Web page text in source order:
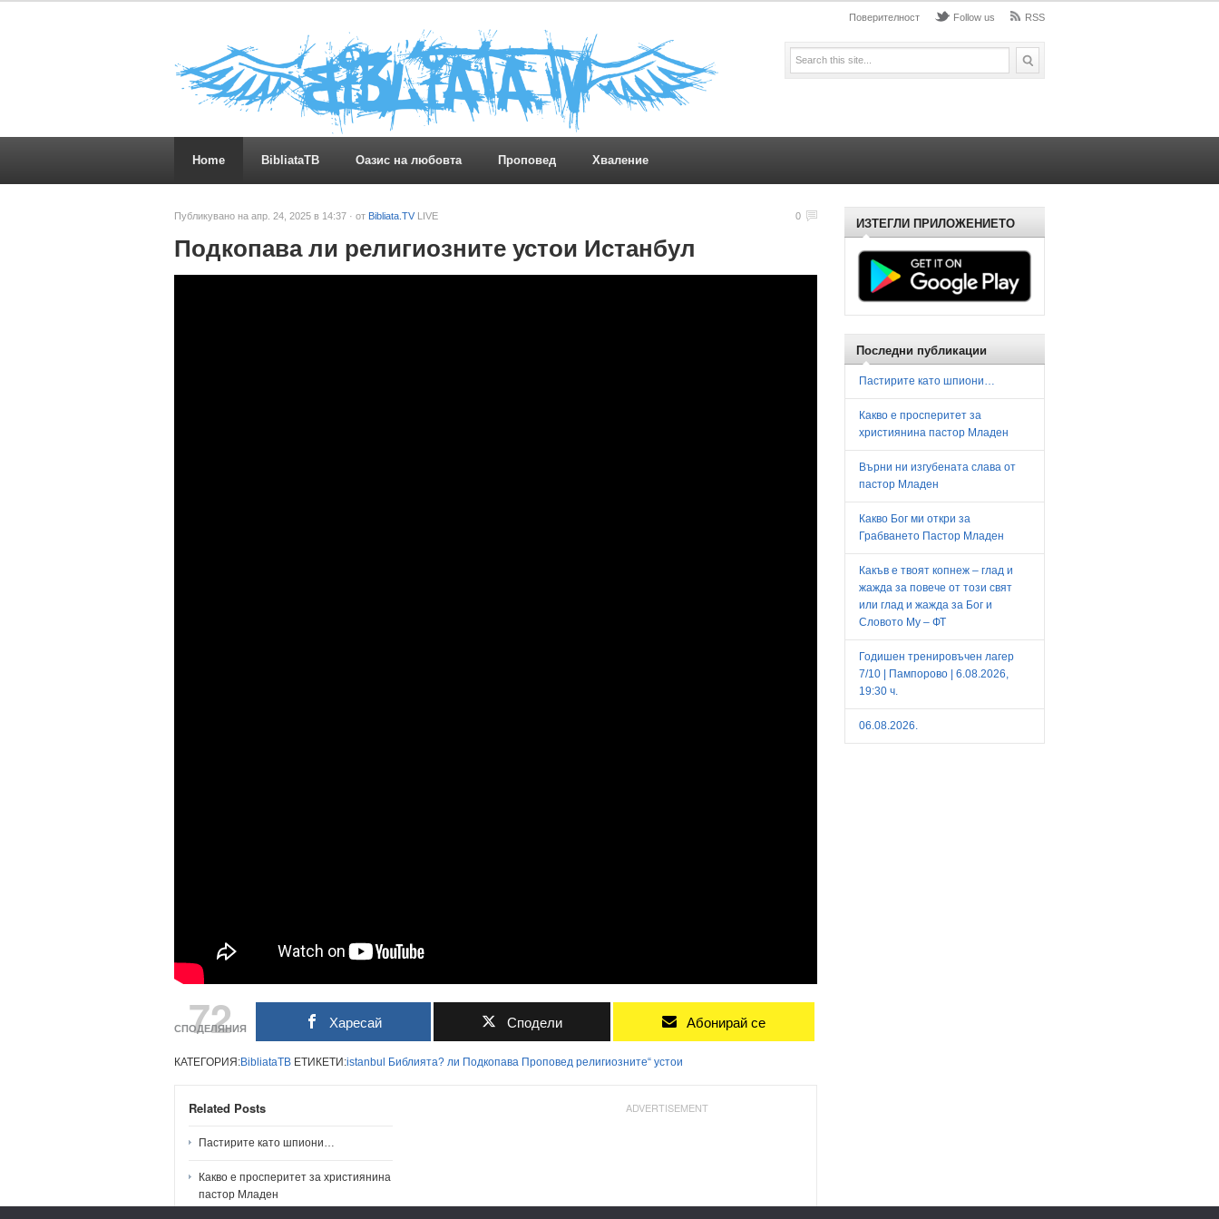
Поверителност Follow us RSS
Home BibliataTB Оазис на любовта Проповед Хваление
Публикувано на апр. 24, 2025 в 14:37 · от Bibliata.TV LIVE 0
Подкопава ли религиозните устои Истанбул
72
СПОДЕЛЯНИЯ Харесай Сподели Абонирай се
КАТЕГОРИЯ:BibliataTB ЕТИКЕТИ:istanbul Библията? ли Подкопава Проповед религиозните“ устои
Related Posts
Пастирите като шпиони…
Какво е просперитет за християнина
пастор Младен
ADVERTISEMENT
ИЗТЕГЛИ ПРИЛОЖЕНИЕТО
Последни публикации
Пастирите като шпиони…
Какво е просперитет за
християнина пастор Младен
Върни ни изгубената слава от
пастор Младен
Какво Бог ми откри за
Грабването Пастор Младен
Какъв е твоят копнеж – глад и
жажда за повече от този свят
или глад и жажда за Бог и
Словото Му – ФТ
Годишен тренировъчен лагер
7/10 | Пампорово | 6.08.2026,
19:30 ч.
06.08.2026.